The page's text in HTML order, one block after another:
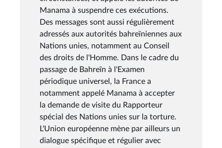
Manama à suspendre ces exécutions.
Des messages sont aussi régulièrement
adressés aux autorités bahreïniennes aux
Nations unies, notamment au Conseil
des droits de l'Homme. Dans le cadre du
passage de Bahreïn à l'Examen
périodique universel, la France a
notamment appelé Manama à accepter
la demande de visite du Rapporteur
spécial des Nations unies sur la torture.
L'Union européenne mène par ailleurs un
dialogue spécifique et régulier avec